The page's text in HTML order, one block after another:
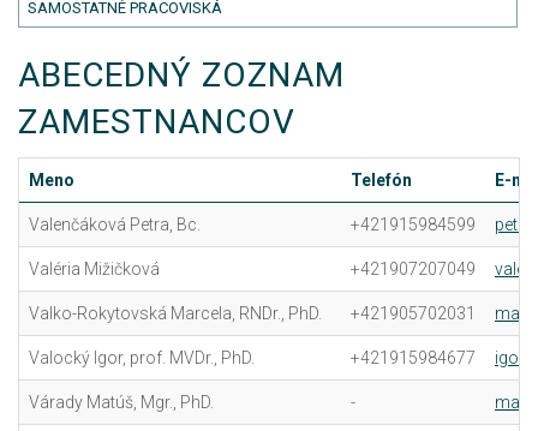
SAMOSTATNÉ PRACOVISKÁ
ABECEDNÝ ZOZNAM
ZAMESTNANCOV
Meno Telefón E-
Valenčáková Petra, Bc. +421915984599
Valéria Mižičková +421907207049
Valko-Rokytovská Marcela, RNDr., PhD. +421905702031
Valocký Igor, prof. MVDr., PhD. +421915984677
Várady Matúš, Mgr., PhD. -